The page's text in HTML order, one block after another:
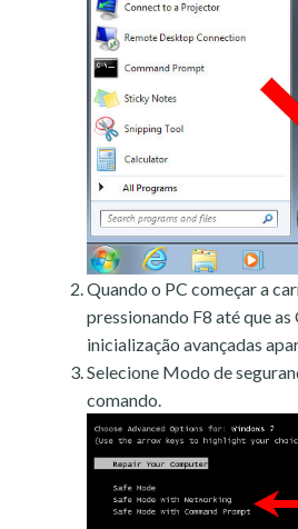
Quando o PC começar a
pressionando F8 até que as
inicialização avançadas
Selecione Modo de
comando.